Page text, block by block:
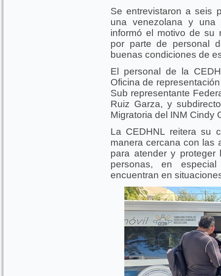
Se entrevistaron a seis
una venezolana y
informó el motivo de su
por parte de personal
buenas condiciones de
El personal de la
Oficina de
Sub representante
Ruiz Garza, y
Migratoria del INM Cindy
La CEDHNL reitera su
manera cercana con las
para atender y
personas, en
encuentran en